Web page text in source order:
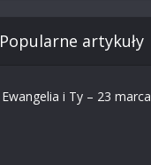
Popularne artykuły
Ewangelia i Ty – 23 marca